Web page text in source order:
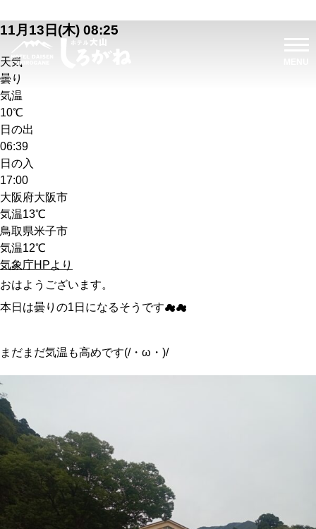
11月13日(木) 08:25
天気
曇り
気温
10℃
日の出
06:39
日の入
17:00
大阪府大阪市
気温13℃
鳥取県米子市
気温12℃
気象庁HPより
おはようございます。
本日は曇りの1日になるそうです☁☁
まだまだ気温も高めです(/・ω・)/